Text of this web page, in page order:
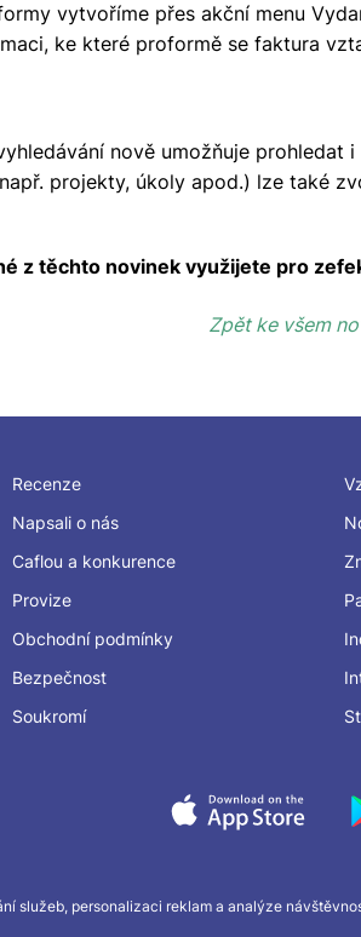
vytvoříme přes akční menu
ke které proformě se faktura
nově umožňuje prohledat
projekty, úkoly apod.) lze také
z těchto novinek využijete pro
Zpět ke všem
Recenze
Napsali o nás
Caflou a konkurence
Provize
Obchodní podmínky
Bezpečnost
Soukromí
služeb, personalizaci reklam a analýze